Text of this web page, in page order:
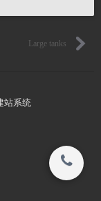
司 All rights reserved.
Large tanks
站系统